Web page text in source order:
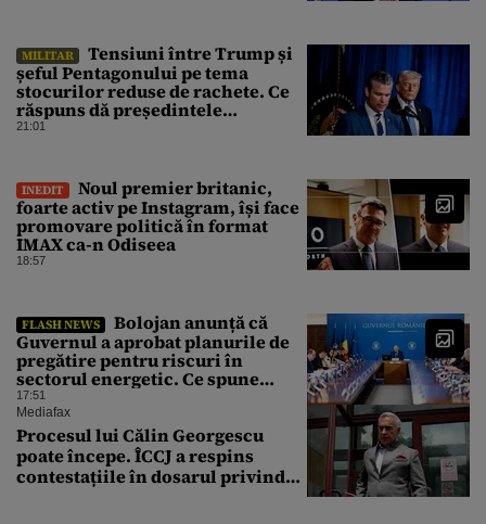
MILITAR
Tensiuni între Trump și
șeful Pentagonului pe tema
stocurilor reduse de rachete. Ce
răspuns dă președintele
american
21:01
INEDIT
Noul premier britanic,
foarte activ pe Instagram, își face
promovare politică în format
IMAX ca-n Odiseea
18:57
FLASH NEWS
Bolojan anunță că
Guvernul a aprobat planurile de
pregătire pentru riscuri în
sectorul energetic. Ce spune
premierul despre consumul
populației
17:51
Mediafax
Procesul lui Călin Georgescu
poate începe. ÎCCJ a respins
contestațiile în dosarul privind